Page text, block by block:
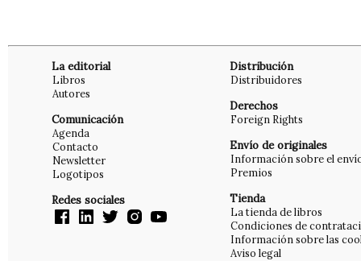
La editorial
Libros
Autores
Comunicación
Agenda
Contacto
Newsletter
Logotipos
Redes sociales
Distribución
Distribuidores
Derechos
Foreign Rights
Envío de originales
Información sobre el
Premios
Tienda
La tienda de libros
Condiciones de
Información sobre las
Aviso legal